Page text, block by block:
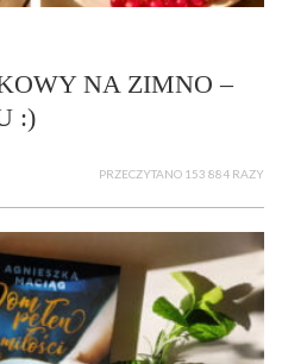
NA ZIMNO –
:)
PRZECZYTANO 153 884 RAZY